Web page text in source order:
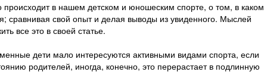
в нашем детском и юношеским спорте, о том, в каком
сравнивая свой опыт и делая выводы из увиденного. Мыслей
все это в своей статье.
дети мало интересуются активными видами спорта, если
родителей, иногда, конечно, это перерастает в подлинную